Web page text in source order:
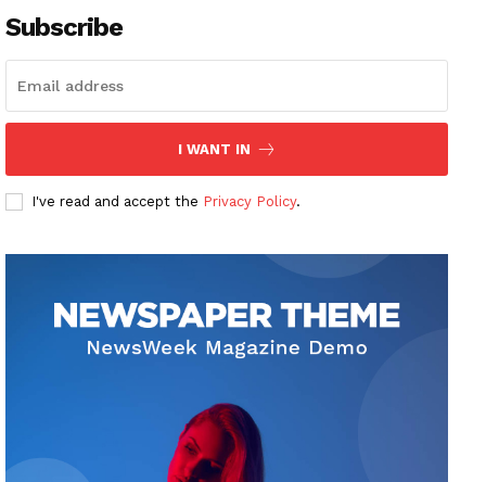
Subscribe
I WANT IN
I've read and accept the Privacy Policy.